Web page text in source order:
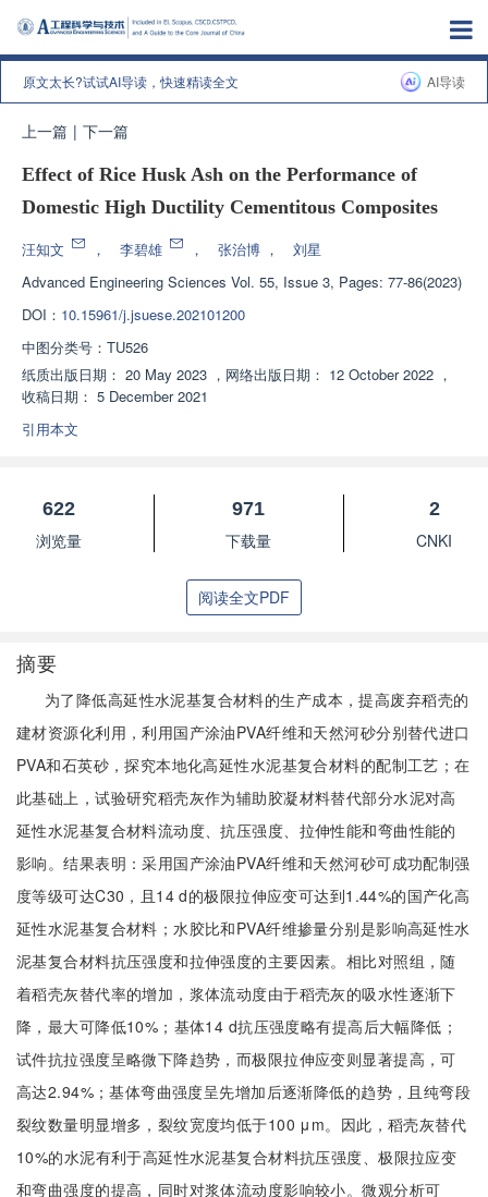
原文太长?试试AI导读，快速精读全文 AI导读
上一篇 | 下一篇
Effect of Rice Husk Ash on the Performance of
Domestic High Ductility Cementitous Composites
汪知文 ， 李碧雄 ， 张治博 ，
刘星
Advanced Engineering Sciences Vol. 55, Issue 3, Pages: 77-86(2023)
DOI： 10.15961/j.jsuese.202101200
中图分类号： TU526
纸质出版日期： 20 May 2023 ， 网络出版日期： 12 October 2022 ，
收稿日期： 5 December 2021
引用本文
622
浏览量
971
下载量
2
CNKI
阅读全文PDF
摘要
为了降低高延性水泥基复合材料的生产成本，提高废弃稻壳的
建材资源化利用，利用国产涂油PVA纤维和天然河砂分别替代进口
PVA和石英砂，探究本地化高延性水泥基复合材料的配制工艺；在
此基础上，试验研究稻壳灰作为辅助胶凝材料替代部分水泥对高
延性水泥基复合材料流动度、抗压强度、拉伸性能和弯曲性能的
影响。结果表明：采用国产涂油PVA纤维和天然河砂可成功配制强
度等级可达C30，且14 d的极限拉伸应变可达到1.44%的国产化高
延性水泥基复合材料；水胶比和PVA纤维掺量分别是影响高延性水
泥基复合材料抗压强度和拉伸强度的主要因素。相比对照组，随
着稻壳灰替代率的增加，浆体流动度由于稻壳灰的吸水性逐渐下
降，最大可降低10%；基体14 d抗压强度略有提高后大幅降低；
试件抗拉强度呈略微下降趋势，而极限拉伸应变则显著提高，可
高达2.94%；基体弯曲强度呈先增加后逐渐降低的趋势，且纯弯段
裂纹数量明显增多，裂纹宽度均低于100 μm。因此，稻壳灰替代
10%的水泥有利于高延性水泥基复合材料抗压强度、极限拉应变
和弯曲强度的提高，同时对浆体流动度影响较小。微观分析可